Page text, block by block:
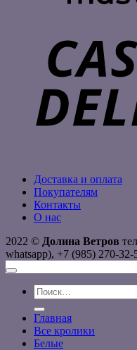
Доставка и оплата
Покупателям
Контакты
О нас
2022 © Долина Ветров
whatsapp), +7 (985) 270-
Искать:
Главная
Все кролики
Белые